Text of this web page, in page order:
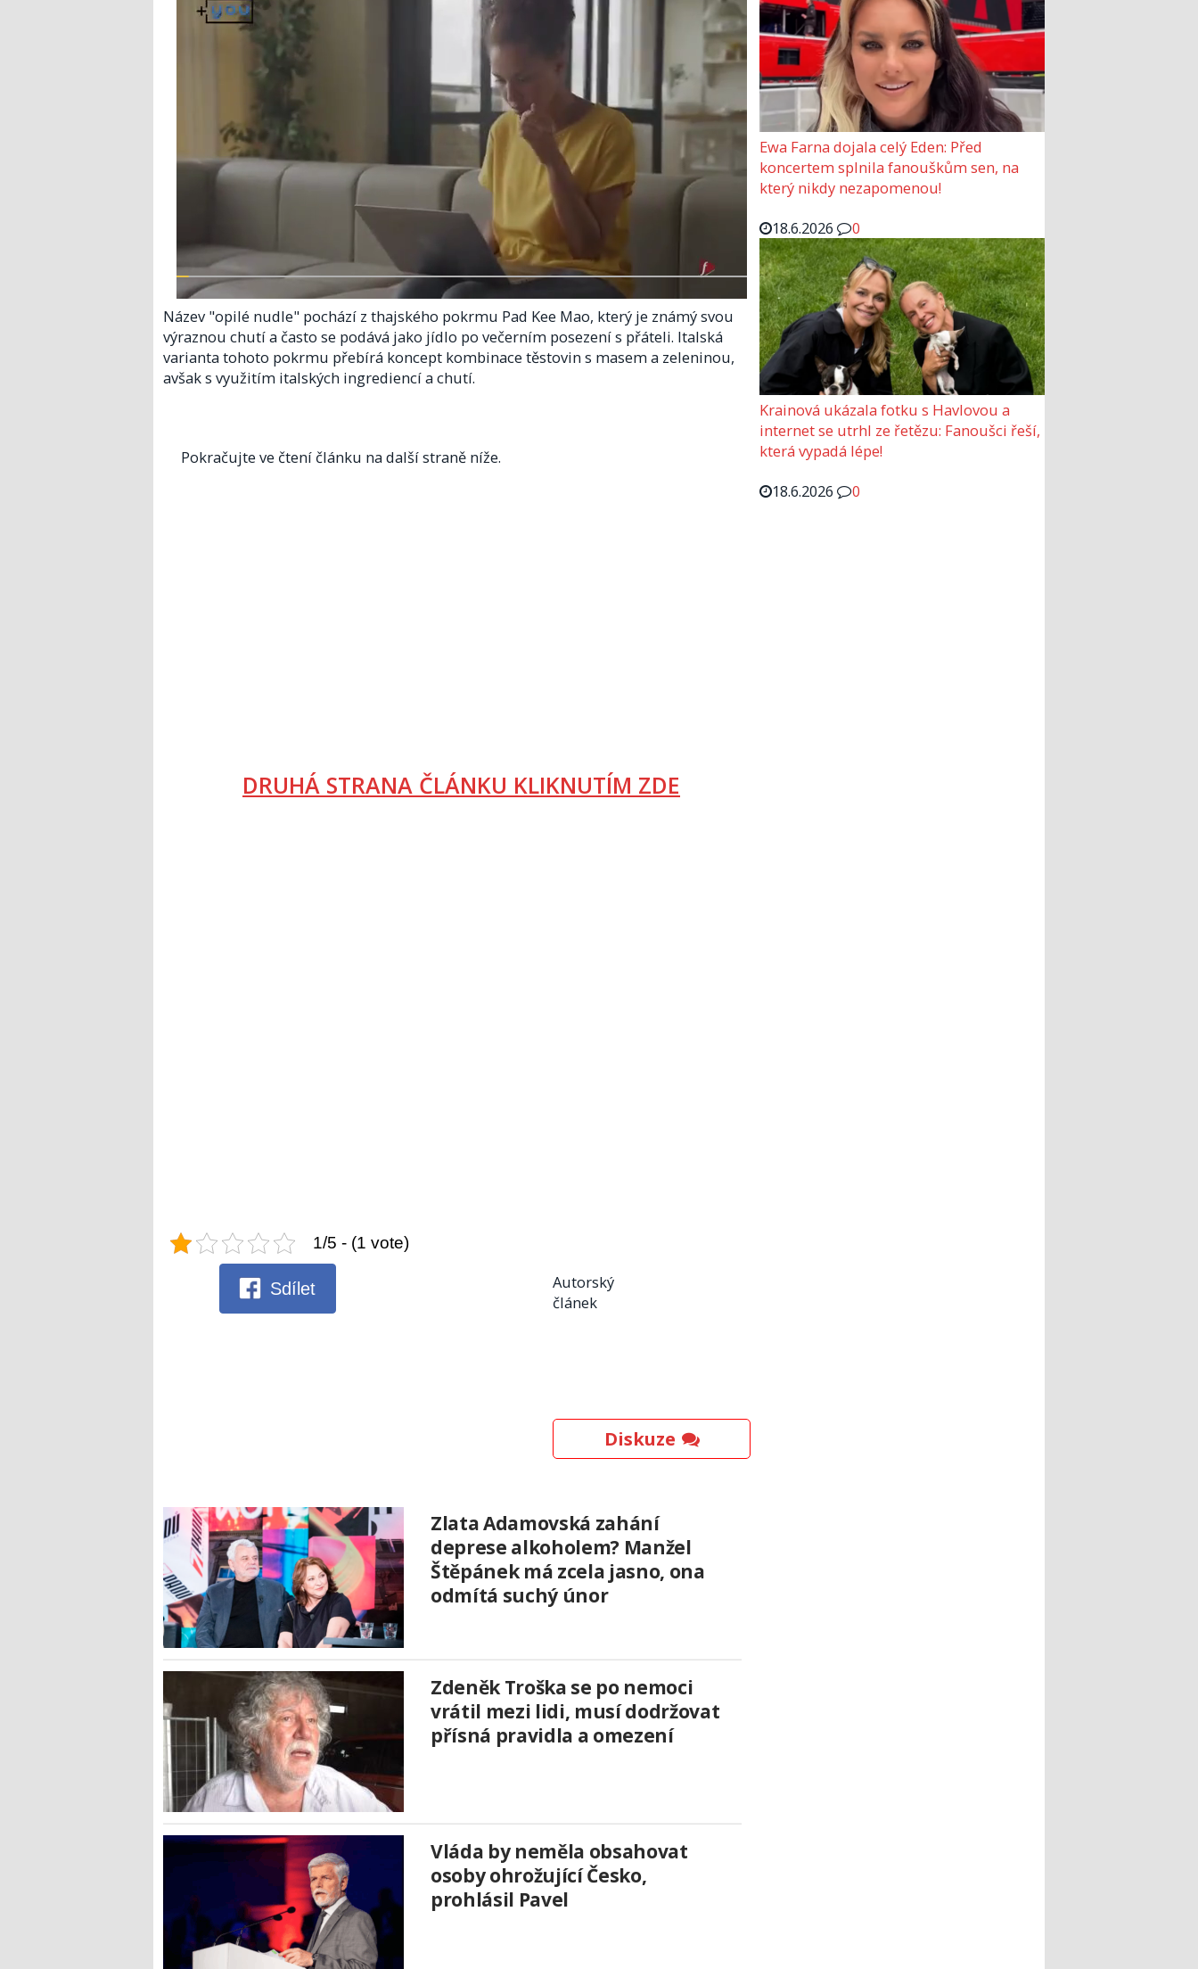
Název "opilé nudle" pochází z thajského pokrmu Pad Kee Mao, který je známý svou
výraznou chutí a často se podává jako jídlo po večerním posezení s přáteli. Italská
varianta tohoto pokrmu přebírá koncept kombinace těstovin s masem a zeleninou,
avšak s využitím italských ingrediencí a chutí.
Pokračujte ve čtení článku na další straně níže.
DRUHÁ STRANA ČLÁNKU KLIKNUTÍM ZDE
1/5 - (1 vote)
Sdílet
Autorský
článek
Diskuze
Zlata Adamovská zahání
deprese alkoholem? Manžel
Štěpánek má zcela jasno, ona
odmítá suchý únor
Zdeněk Troška se po nemoci
vrátil mezi lidi, musí dodržovat
přísná pravidla a omezení
Vláda by neměla obsahovat
osoby ohrožující Česko,
prohlásil Pavel
Ewa Farna dojala celý Eden: Před
koncertem splnila fanouškům sen, na
který nikdy nezapomenou!
18.6.2026
0
Krainová ukázala fotku s Havlovou a
internet se utrhl ze řetězu: Fanoušci řeší,
která vypadá lépe!
18.6.2026
0